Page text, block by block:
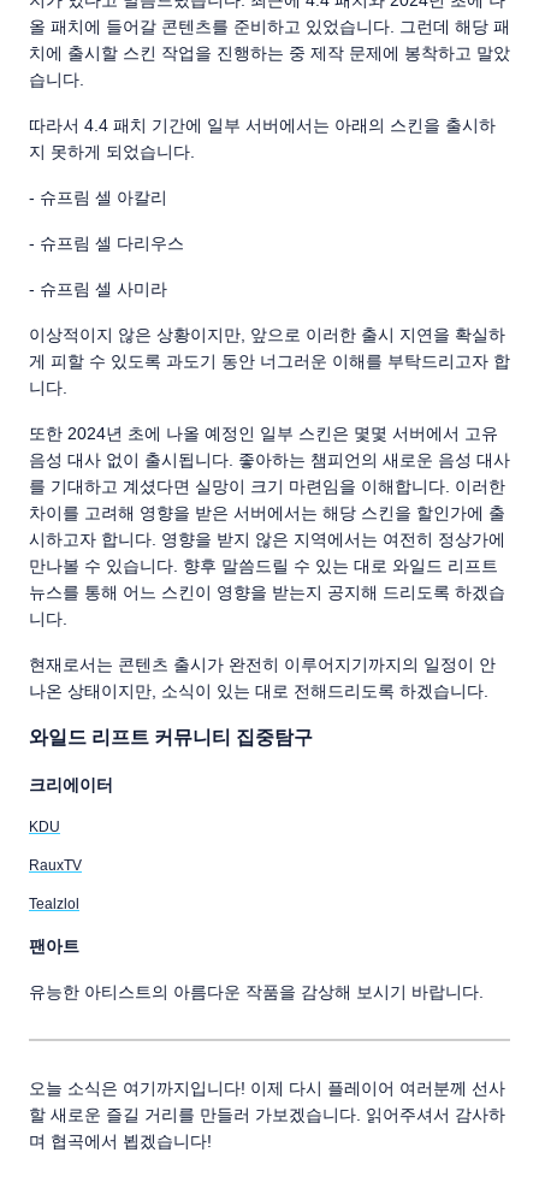
올 패치에 들어갈 콘텐츠를 준비하고 있었습니다. 그런데 해당 패
치에 출시할 스킨 작업을 진행하는 중 제작 문제에 봉착하고 말았
습니다.
따라서 4.4 패치 기간에 일부 서버에서는 아래의 스킨을 출시하
지 못하게 되었습니다.
- 슈프림 셀 아칼리
- 슈프림 셀 다리우스
- 슈프림 셀 사미라
이상적이지 않은 상황이지만, 앞으로 이러한 출시 지연을 확실하
게 피할 수 있도록 과도기 동안 너그러운 이해를 부탁드리고자 합
니다.
또한 2024년 초에 나올 예정인 일부 스킨은 몇몇 서버에서 고유
음성 대사 없이 출시됩니다. 좋아하는 챔피언의 새로운 음성 대사
를 기대하고 계셨다면 실망이 크기 마련임을 이해합니다. 이러한
차이를 고려해 영향을 받은 서버에서는 해당 스킨을 할인가에 출
시하고자 합니다. 영향을 받지 않은 지역에서는 여전히 정상가에
만나볼 수 있습니다. 향후 말씀드릴 수 있는 대로 와일드 리프트
뉴스를 통해 어느 스킨이 영향을 받는지 공지해 드리도록 하겠습
니다.
현재로서는 콘텐츠 출시가 완전히 이루어지기까지의 일정이 안
나온 상태이지만, 소식이 있는 대로 전해드리도록 하겠습니다.
와일드 리프트 커뮤니티 집중탐구
크리에이터
KDU
RauxTV
Tealzlol
팬아트
유능한 아티스트의 아름다운 작품을 감상해 보시기 바랍니다.
오늘 소식은 여기까지입니다! 이제 다시 플레이어 여러분께 선사
할 새로운 즐길 거리를 만들러 가보겠습니다. 읽어주셔서 감사하
며 협곡에서 뵙겠습니다!